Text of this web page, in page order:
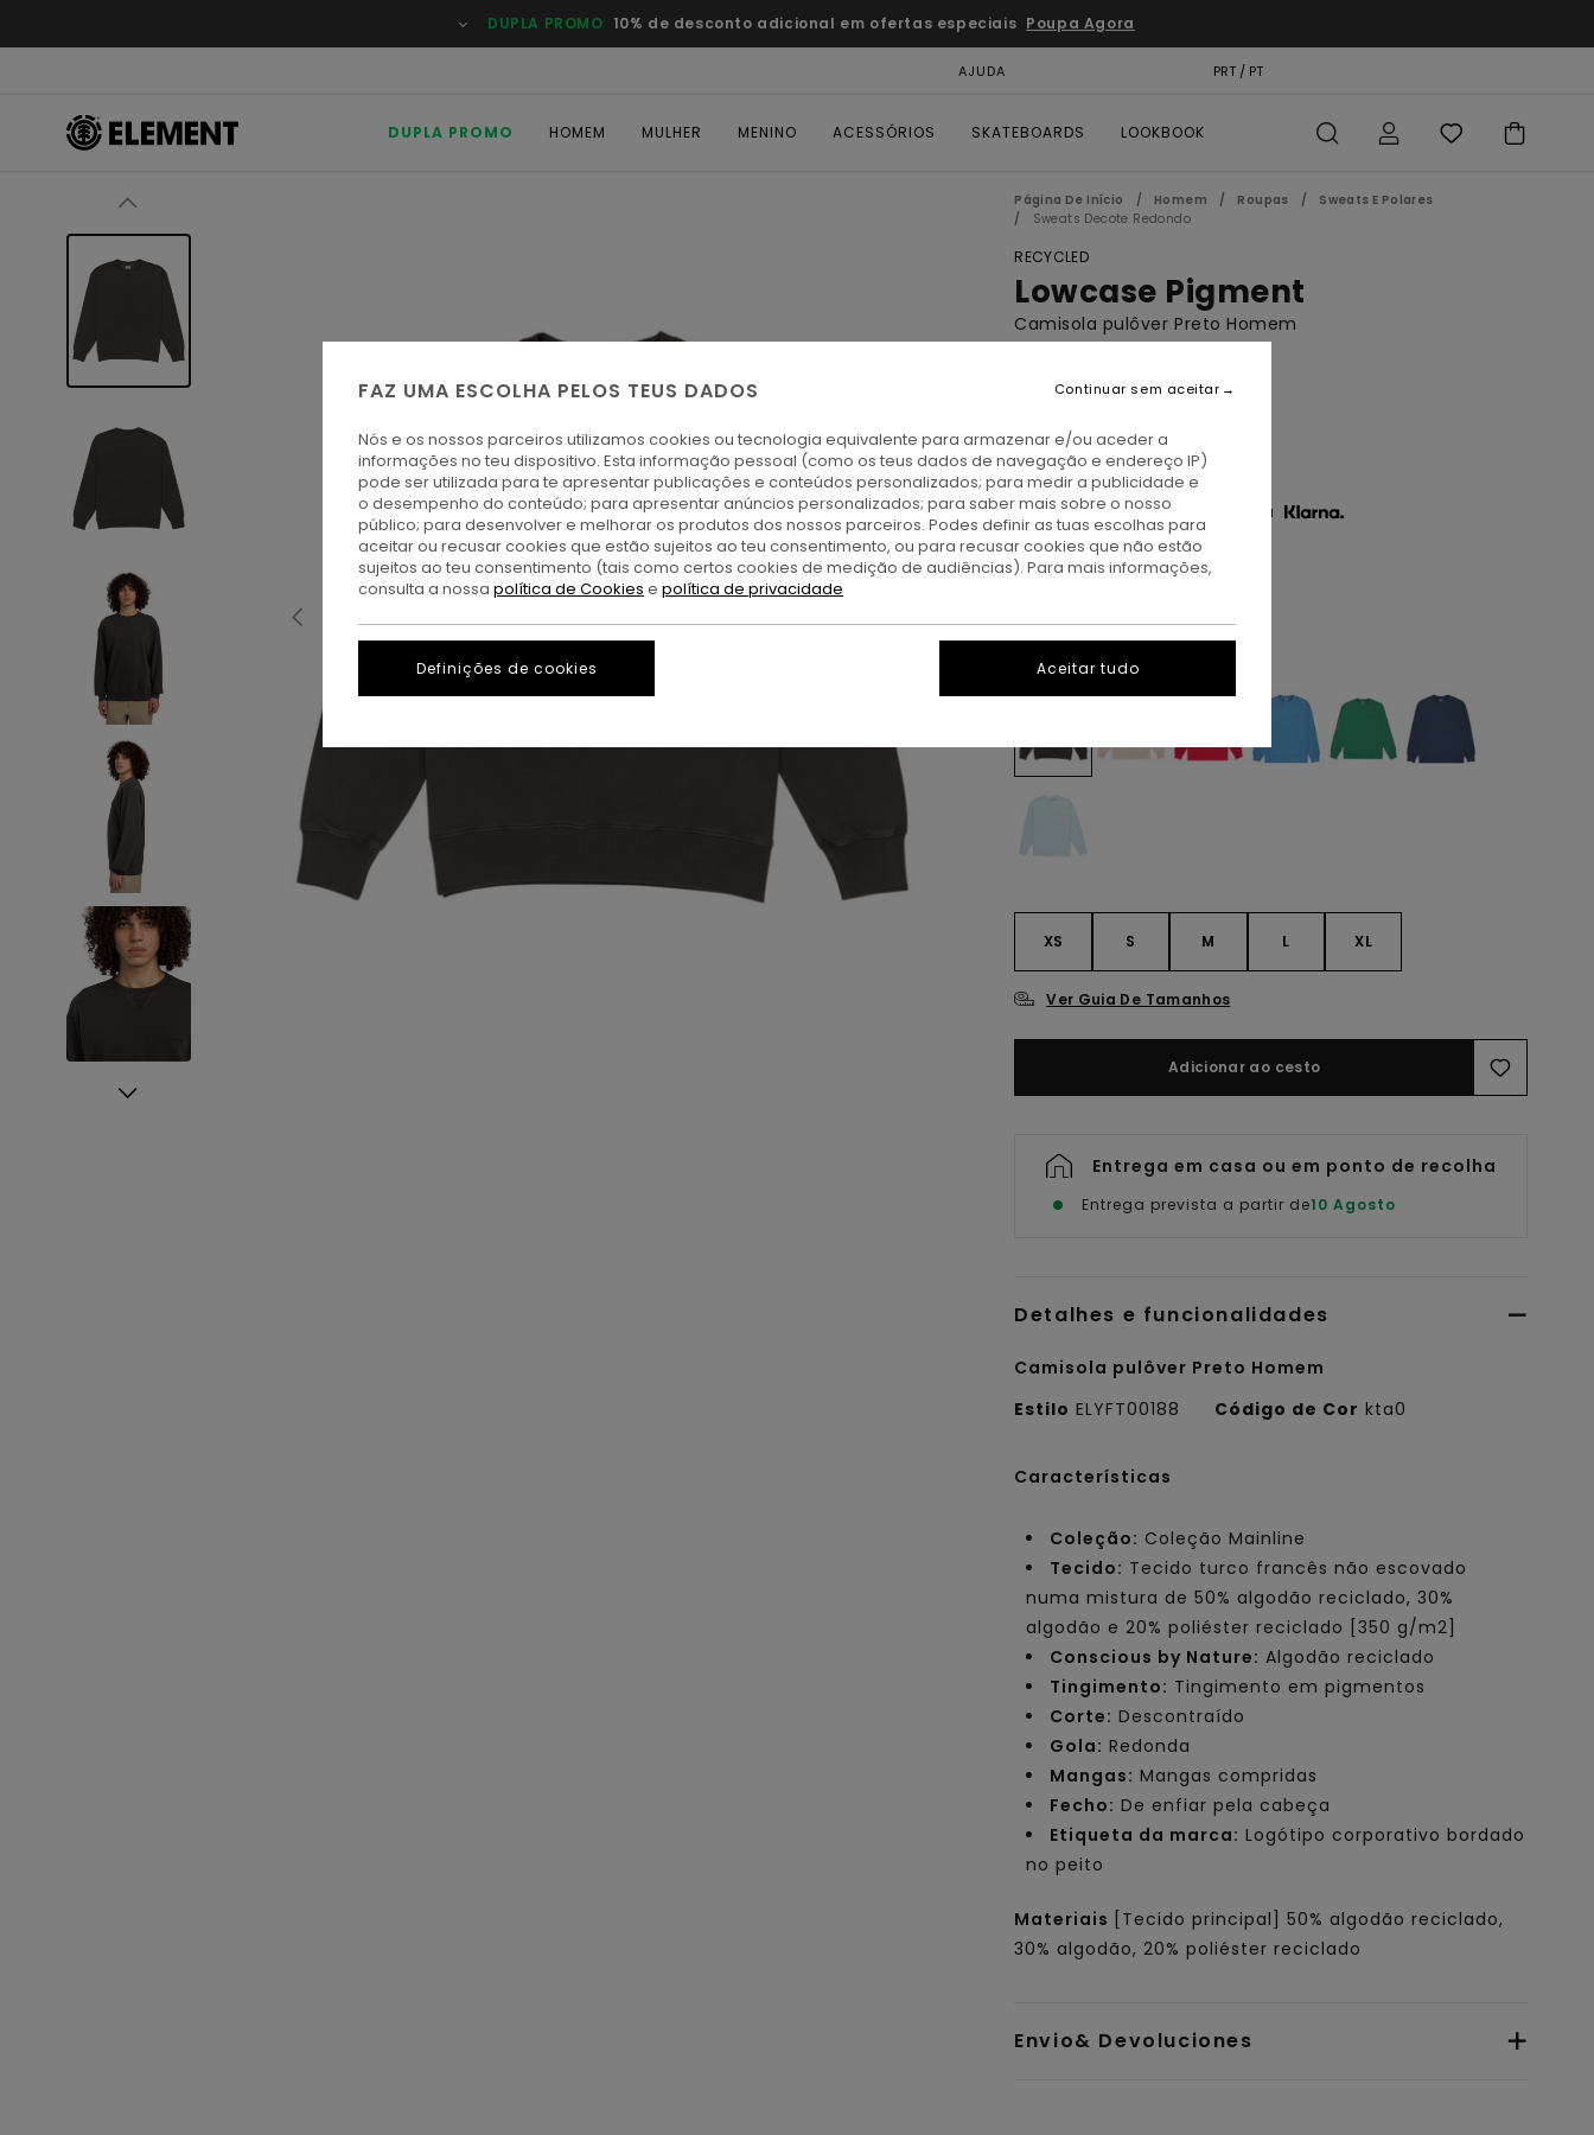
a
DUPLA PROMO 10% de desconto adicional em ofertas especiais Poupa Agora
AJUDA PRT / PT
DUPLA PROMO HOMEM MULHER MENINO ACESSÓRIOS SKATEBOARDS LOOKBOOK
Página De Início Homem Roupas
Sweats E Polares
Sweats Decote Redondo
RECYCLED
Lowcase Pigment
Camisola pulôver Preto Homem
ECO-BONUS
€ 70,00
€ 44,10
Paga 3 x € 14,70 sem juros com a
OFERTAS
Off Black
XS S M L XL
Ver Guia De Tamanhos
Adicionar ao cesto
Entrega em casa ou em ponto de recolha
Entrega prevista a partir de10 Agosto
Detalhes e funcionalidades
Camisola pulôver Preto Homem
Estilo ELYFT00188 Código de Cor kta0
Características
Coleção: Coleção Mainline
Tecido: Tecido turco francês não escovado
numa mistura de 50% algodão reciclado, 30%
algodão e 20% poliéster reciclado [350 g/m2]
Conscious by Nature: Algodão reciclado
Tingimento: Tingimento em pigmentos
Corte: Descontraído
Gola: Redonda
Mangas: Mangas compridas
Fecho: De enfiar pela cabeça
Etiqueta da marca: Logótipo corporativo bordado
no peito
Materiais [Tecido principal] 50% algodão reciclado,
30% algodão, 20% poliéster reciclado
Envio& Devoluciones
FAZ UMA ESCOLHA PELOS TEUS DADOS
Nós e os nossos parceiros utilizamos cookies ou tecnologia equivalente para armazenar e/ou aceder a
informações no teu dispositivo. Esta informação pessoal (como os teus dados de navegação e endereço IP)
pode ser utilizada para te apresentar publicações e conteúdos personalizados; para medir a publicidade e
o desempenho do conteúdo; para apresentar anúncios personalizados; para saber mais sobre o nosso
público; para desenvolver e melhorar os produtos dos nossos parceiros. Podes definir as tuas escolhas para
aceitar ou recusar cookies que estão sujeitos ao teu consentimento, ou para recusar cookies que não estão
sujeitos ao teu consentimento (tais como certos cookies de medição de audiências). Para mais informações,
consulta a nossa política de Cookies e política de privacidade
Definições de cookies
Continuar sem aceitar
Aceitar tudo